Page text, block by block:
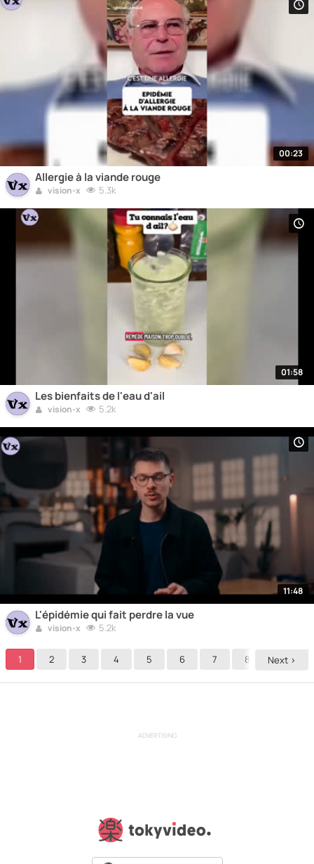
00:23
Allergie à la viande rouge
vision-x 5.3k
01:58
Les bienfaits de l'eau d'ail
vision-x 5.2k
11:48
L'épidémie qui fait perdre la vue
vision-x 5.2k
1 2 3 4 5 6 7 8 9
Next >
ADVERTISING